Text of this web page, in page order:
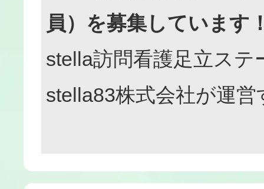
員）を募集しています
stella訪問看護足立ステ
stella83株式会社が運